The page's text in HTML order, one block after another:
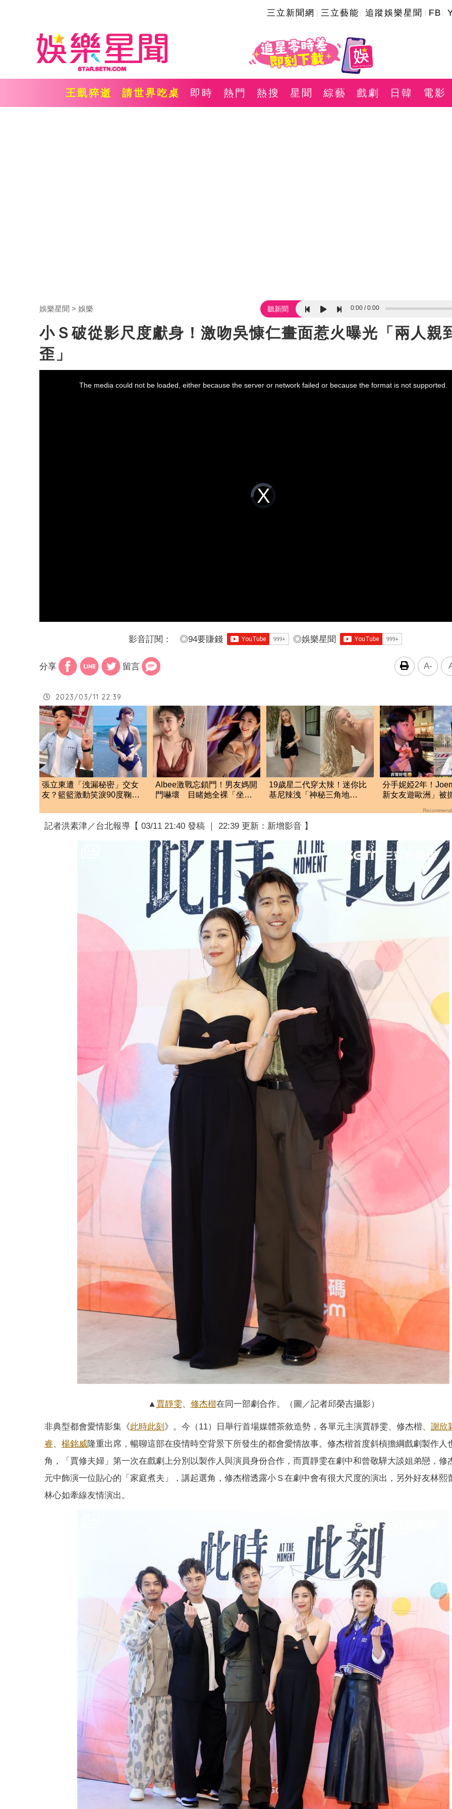
三立新聞網 三立藝能 追蹤娛樂星聞 FB
王凱猝逝 請世界吃桌 即時 熱門 熱搜 星聞 綜藝 戲劇 日韓 電影
娛樂星聞 娛樂 聽新聞 0:00 0:00
小Ｓ破從影尺度獻身！激吻吳慷仁畫面惹火曝光「兩人親
歪」
Video
Player
loading.
The media could not be loaded, either because the server or network failed or because the format is not supported.
影音訂閱： ◎94要賺錢 ◎娛樂星聞
分享 留言 A-
2023/03/11 22:39
張立東遭「洩漏秘密」交女
友？籃籃激動笑淚90度鞠
Albee激戰忘鎖門！男友媽開
門嚇壞 目睹她全裸「坐她
19歲星二代穿太辣！迷你比
基尼辣洩「神秘三角地
分手妮婭2年！
新女友遊歐洲」
記者洪素津／台北報導【 03/11 21:40 發稿 ｜ 22:39 更新：新增影音 】
▲ 賈靜雯、 修杰楷在同一部劇合作。（圖／記者邱榮吉攝影）
非典型都會愛情影集《此時此刻 》。今（11）日舉行首場媒體茶敘造勢，各單元主演賈靜雯、修杰楷、 謝欣
睿、 楊銘威隆重出席，暢聊這部在疫情時空背景下所發生的都會愛情故事。修杰楷首度斜槓擔綱戲劇製作人
角，「賈修夫婦」第一次在戲劇上分別以製作人與演員身份合作，而賈靜雯在劇中和曾敬驊大談姐弟戀，修
元中飾演一位貼心的「家庭煮夫」，講起選角，修杰楷透露小Ｓ在劇中會有很大尺度的演出，另外好友林熙
林心如牽線友情演出。